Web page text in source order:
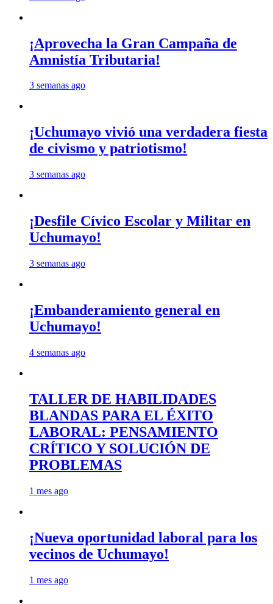
¡Aprovecha la Gran Campaña de
Amnistía Tributaria!
3 semanas ago
¡Uchumayo vivió una verdadera fiesta
de civismo y patriotismo!
3 semanas ago
¡Desfile Cívico Escolar y Militar en
Uchumayo!
3 semanas ago
¡Embanderamiento general en
Uchumayo!
4 semanas ago
TALLER DE HABILIDADES
BLANDAS PARA EL ÉXITO
LABORAL: PENSAMIENTO
CRÍTICO Y SOLUCIÓN DE
PROBLEMAS
1 mes ago
¡Nueva oportunidad laboral para los
vecinos de Uchumayo!
1 mes ago